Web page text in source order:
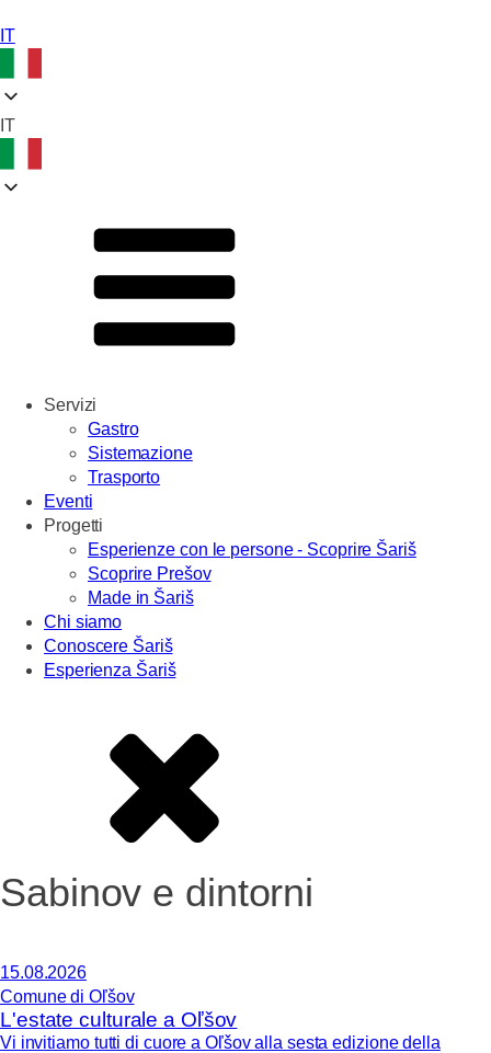
IT
IT
Servizi
Gastro
Sistemazione
Trasporto
Eventi
Progetti
Esperienze con le persone - Scoprire Šariš
Scoprire Prešov
Made in Šariš
Chi siamo
Conoscere Šariš
Esperienza Šariš
Sabinov e dintorni
15.08.2026
Comune di Oľšov
L'estate culturale a Oľšov
Vi invitiamo tutti di cuore a Oľšov alla sesta edizione della